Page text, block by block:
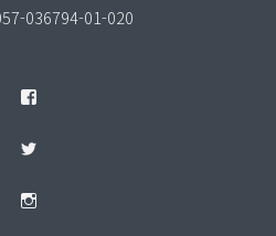
036794-01-020
Facebook
Twitter
Instagram